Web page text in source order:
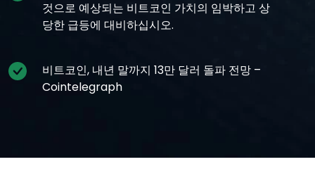
것으로 예상되는 비트코인 가치의 임박하고 상
당한 급등에 대비하십시오.
비트코인, 내년 말까지 13만 달러 돌파 전망 –
Cointelegraph